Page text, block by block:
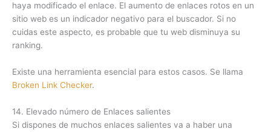
haya modificado el enlace. El aumento de enlaces rotos en un
sitio web es un indicador negativo para el buscador. Si no
cuidas este aspecto, es probable que tu web disminuya su
ranking.
Existe una herramienta esencial para estos casos. Se llama
Broken Link Checker.
14. Elevado número de Enlaces salientes
Si dispones de muchos enlaces salientes va a haber una